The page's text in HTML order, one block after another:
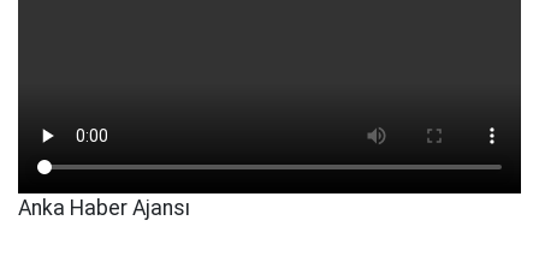
Anka Haber Ajansı